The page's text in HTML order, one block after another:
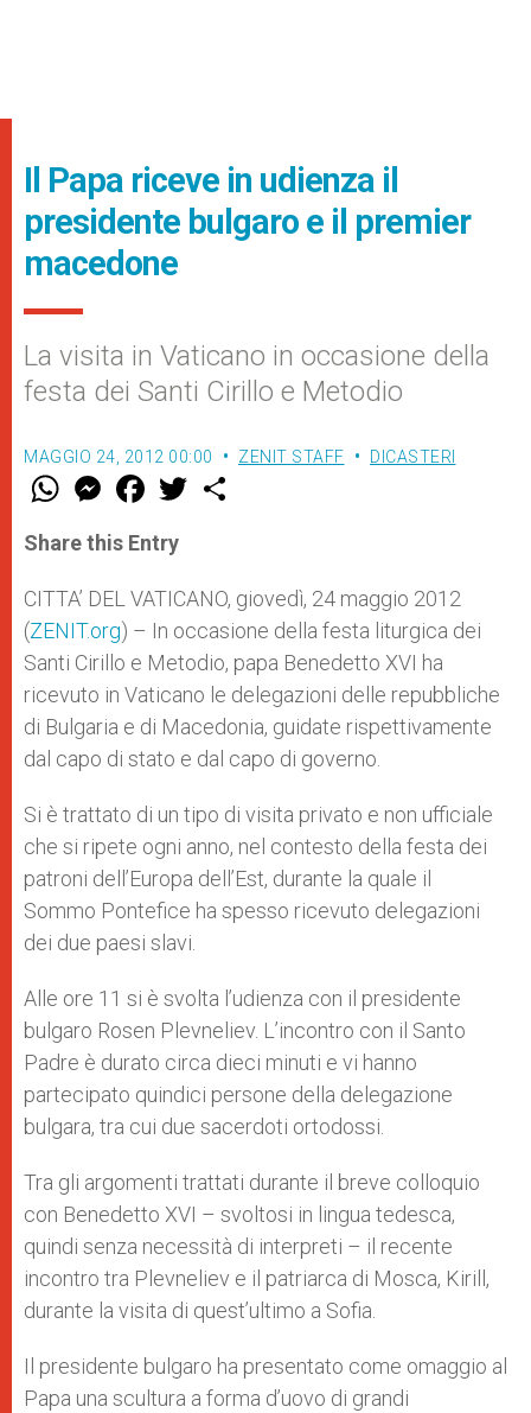
Il Papa riceve in udienza il
presidente bulgaro e il premier
macedone
La visita in Vaticano in occasione della
festa dei Santi Cirillo e Metodio
MAGGIO 24, 2012 00:00 ZENIT STAFF DICASTERI
W
t
s
p
p
M
e
s
e
g
e
r
F
a
e
b
o
k
w
r
Share this Entry
CITTA’ DEL VATICANO, giovedì, 24 maggio 2012
(ZENIT.org) – In occasione della festa liturgica dei
Santi Cirillo e Metodio, papa Benedetto XVI ha
ricevuto in Vaticano le delegazioni delle repubbliche
di Bulgaria e di Macedonia, guidate rispettivamente
dal capo di stato e dal capo di governo.
Si è trattato di un tipo di visita privato e non ufficiale
che si ripete ogni anno, nel contesto della festa dei
patroni dell’Europa dell’Est, durante la quale il
Sommo Pontefice ha spesso ricevuto delegazioni
dei due paesi slavi.
Alle ore 11 si è svolta l’udienza con il presidente
bulgaro Rosen Plevneliev. L’incontro con il Santo
Padre è durato circa dieci minuti e vi hanno
partecipato quindici persone della delegazione
bulgara, tra cui due sacerdoti ortodossi.
Tra gli argomenti trattati durante il breve colloquio
con Benedetto XVI – svoltosi in lingua tedesca,
quindi senza necessità di interpreti – il recente
incontro tra Plevneliev e il patriarca di Mosca, Kirill,
durante la visita di quest’ultimo a Sofia.
Il presidente bulgaro ha presentato come omaggio al
Papa una scultura a forma d’uovo di grandi